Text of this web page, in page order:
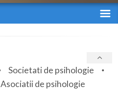
Societati de psihologie
Asociatii de psihologie